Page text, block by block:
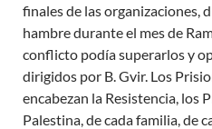
finales de las organizaciones,
hambre durante el mes de
conflicto podía superarlos y
dirigidos por B. Gvir. Los
encabezan la Resistencia, los
Palestina, de cada familia, de